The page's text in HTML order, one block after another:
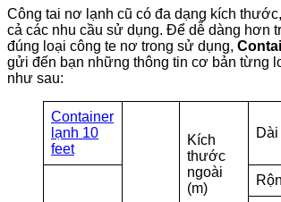
Công tai nơ lạnh cũ có đa dạng kích
cả các nhu cầu sử dụng. Để dễ dàng hơn
đúng loại công te nơ trong sử dụng,
gửi đến bạn những thông tin cơ bản từng
như sau:
Container
lạnh 10
feet
Kích
thước
ngoài
(m)
Dài